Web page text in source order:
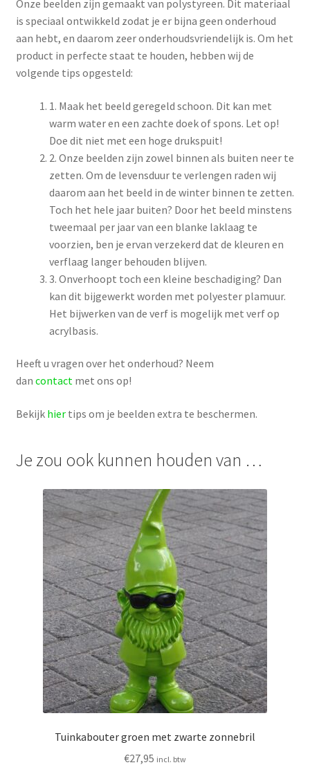
Onze beelden zijn gemaakt van polystyreen. Dit materiaal
is speciaal ontwikkeld zodat je er bijna geen onderhoud
aan hebt, en daarom zeer onderhoudsvriendelijk is. Om het
product in perfecte staat te houden, hebben wij de
volgende tips opgesteld:
1. Maak het beeld geregeld schoon. Dit kan met
warm water en een zachte doek of spons. Let op!
Doe dit niet met een hoge drukspuit!
2. Onze beelden zijn zowel binnen als buiten neer te
zetten. Om de levensduur te verlengen raden wij
daarom aan het beeld in de winter binnen te zetten.
Toch het hele jaar buiten? Door het beeld minstens
tweemaal per jaar van een blanke laklaag te
voorzien, ben je ervan verzekerd dat de kleuren en
verflaag langer behouden blijven.
3. Onverhoopt toch een kleine beschadiging? Dan
kan dit bijgewerkt worden met polyester plamuur.
Het bijwerken van de verf is mogelijk met verf op
acrylbasis.
Heeft u vragen over het onderhoud? Neem
dan contactmet ons op!
Bekijk hiertips om je beelden extra te beschermen.
Je zou ook kunnen houden van …
Tuinkabouter groen met zwarte zonnebril
€27,95 incl. btw